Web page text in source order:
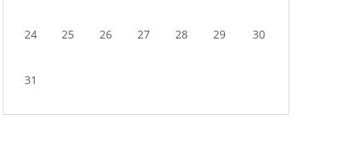
24 25 26 27 28 29 30
31